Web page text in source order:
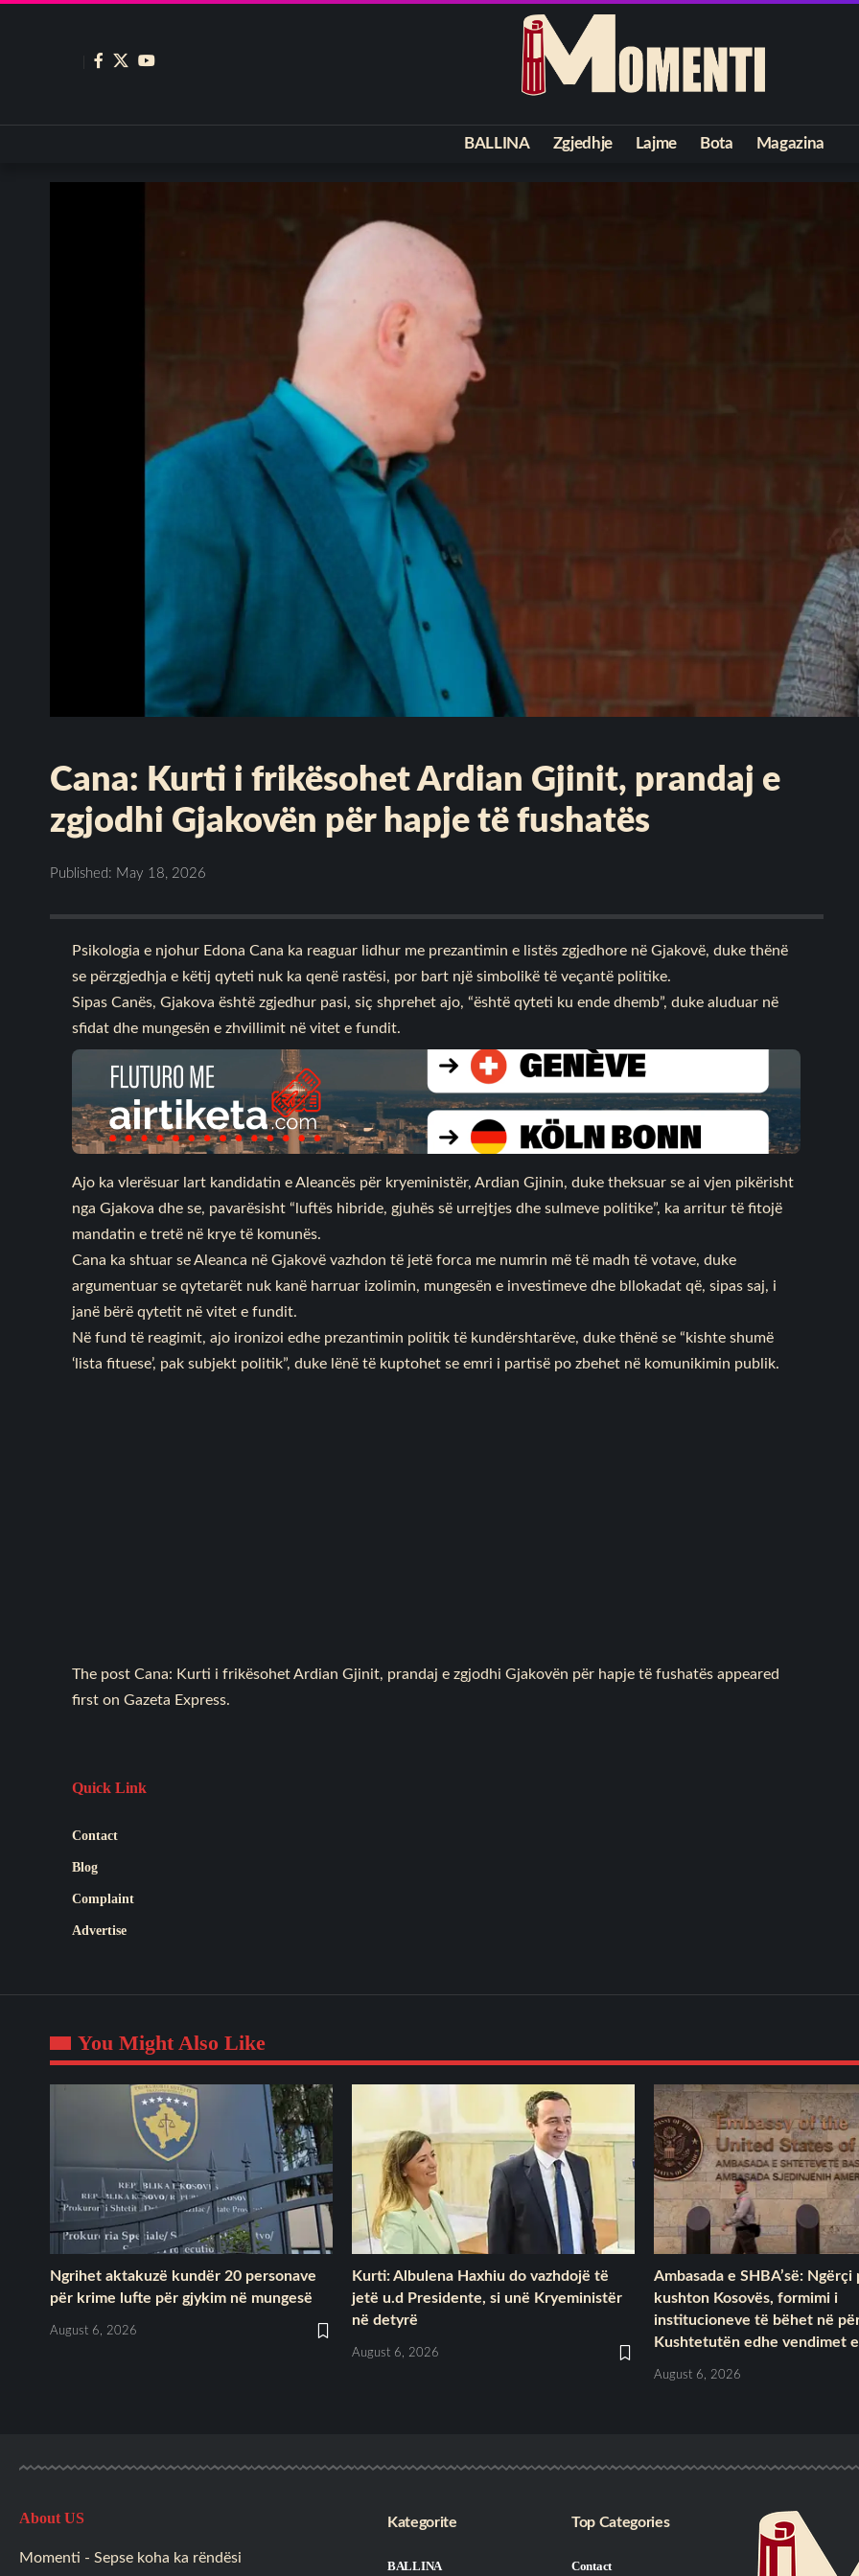
BALLINA Zgjedhje Lajme Bota Magazina
Cana: Kurti i frikësohet Ardian Gjinit, prandaj e
zgjodhi Gjakovën për hapje të fushatës
Published: May 18, 2026
Psikologia e njohur Edona Cana ka reaguar lidhur me prezantimin e listës zgjedhore në Gjakovë, duke thënë
se përzgjedhja e këtij qyteti nuk ka qenë rastësi, por bart një simbolikë të veçantë politike.
Sipas Canës, Gjakova është zgjedhur pasi, siç shprehet ajo, “është qyteti ku ende dhemb”, duke aluduar në
sfidat dhe mungesën e zhvillimit në vitet e fundit.
Ajo ka vlerësuar lart kandidatin e Aleancës për kryeministër, Ardian Gjinin, duke theksuar se ai vjen pikërisht
nga Gjakova dhe se, pavarësisht “luftës hibride, gjuhës së urrejtjes dhe sulmeve politike”, ka arritur të fitojë
mandatin e tretë në krye të komunës.
Cana ka shtuar se Aleanca në Gjakovë vazhdon të jetë forca me numrin më të madh të votave, duke
argumentuar se qytetarët nuk kanë harruar izolimin, mungesën e investimeve dhe bllokadat që, sipas saj, i
janë bërë qytetit në vitet e fundit.
Në fund të reagimit, ajo ironizoi edhe prezantimin politik të kundërshtarëve, duke thënë se “kishte shumë
‘lista fituese’, pak subjekt politik”, duke lënë të kuptohet se emri i partisë po zbehet në komunikimin publik.
The postCana: Kurti i frikësohet Ardian Gjinit, prandaj e zgjodhi Gjakovën për hapje të fushatës appeared
first onGazeta Express.
Quick Link
Contact
Blog
Complaint
Advertise
You Might Also Like
Ngrihet aktakuzë kundër 20 personave
për krime lufte për gjykim në mungesë
August 6, 2026
Kurti: Albulena Haxhiu do vazhdojë të
jetë u.d Presidente, si unë Kryeministër
në detyrë
August 6, 2026
Ambasada e SHBA’së: Ngërçi
kushton Kosovës, formimi i
institucioneve të bëhet në
Kushtetutën edhe vendimet e
August 6, 2026
About US
Momenti - Sepse koha ka rëndësi
Kategorite
BALLINA
Top Categories
Contact